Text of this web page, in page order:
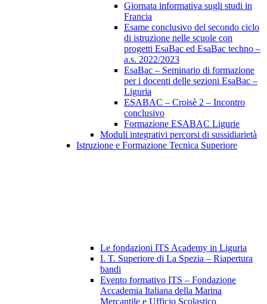
Giornata informativa sugli studi in
Francia
Esame conclusivo del secondo ciclo
di istruzione nelle scuole con
progetti EsaBac ed EsaBac techno –
a.s. 2022/2023
EsaBac – Seminario di formazione
per i docenti delle sezioni EsaBac –
Liguria
ESABAC – Croisè 2 – Incontro
conclusivo
Formazione ESABAC Ligurie
Moduli integrativi percorsi di sussidiarietà
Istruzione e Formazione Tecnica Superiore
Le fondazioni ITS Academy in Liguria
I. T. Superiore di La Spezia – Riapertura
bandi
Evento formativo ITS – Fondazione
Accademia Italiana della Marina
Mercantile e Ufficio Scolastico